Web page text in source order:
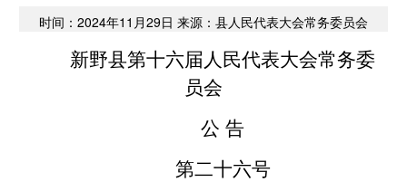
时间：2024年11月29日 来源：县人民代表大会常务委员会
新野县第十六届人民代表大会常务委
员会
公 告
第二十六号